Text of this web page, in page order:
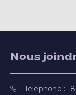
Nous
Téléphone :